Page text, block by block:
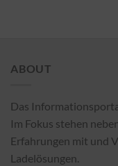
ABOUT
Das
Im Fokus stehen
Erfahrungen mit und
Ladelösungen.